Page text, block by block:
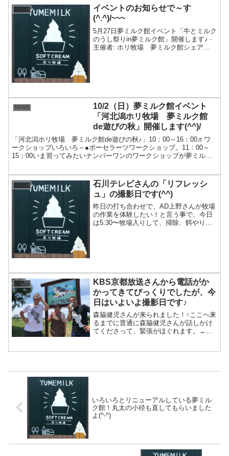
NEWS
イベントのお知らせで～す
(^.^)/~~~
5月27日夢ミルク館イベント「牛とミルク
のうし祭りin夢ミルク館」開催します♪ ·
主催者: ホリ牧場 夢ミルク館シェア
NEWS
10/2（日）夢ミルク館イベント
「河北潟ホリ牧場 夢ミルク館
de遊びの秋」開催します(^^)/
「河北潟ホリ牧場 夢ミルク館de遊びの秋♪」10：00～16：00♬ワ
ークショップいろいろ～●ポーセラーツワークショップ。11：00～
15：00いま習ってみたいナンバーワンのワークショップが夢ミルク
NEWS
石川テレビさんの「リフレッシ
ュ」の撮影日です(^^)
昨日の打ち合わせで、AD上野さんが牧場
の作業を体験したい！と言う事で、今日
は5:30〜牧場入りして、掃除、餌やり、
NEWS
KBS京都放送さんから電話がか
かってきてびっくりでしたが、今
日はいよいよ撮影日です♪
森脇健児さんが来られました！↑ここへ来
るまでに普通に森脇健児さんが話しかけ
てくださって、緊張がほぐれます。←
いろいろとリニューアルしている夢ミル
ク館！丸太の小径も直してもらいました
よ(^-^)